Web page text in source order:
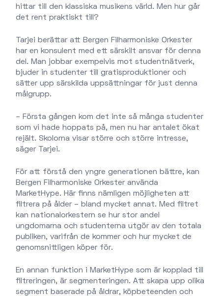
hittar till den klassiska musikens värld. Men hur går
det rent praktiskt till?
Tarjei berättar att Bergen Filharmoniske Orkester
har en konsulent med ett särskilt ansvar för denna
del. Man jobbar exempelvis mot studentnätverk,
bjuder in studenter till gratisproduktioner och
sätter upp särskilda uppsättningar för just denna
målgrupp.
– Första gången kom det inte så många studenter
som vi hade hoppats på, men nu har antalet ökat
rejält. Skolorna visar större och större intresse,
säger Tarjei.
För att förstå den yngre generationen bättre, kan
Bergen Filharmoniske Orkester använda
MarketHype. Här finns nämligen möjligheten att
filtrera på ålder – bland mycket annat. Med filtret
kan nationalorkestern se hur stor andel
ungdomarna och studenterna utgör av den totala
publiken, varifrån de kommer och hur mycket de
genomsnittligen köper för.
En annan funktion i MarketHype som är kopplad till
filtreringen, är segmenteringen. Att skapa upp olika
segment baserade på åldrar, köpbeteenden och